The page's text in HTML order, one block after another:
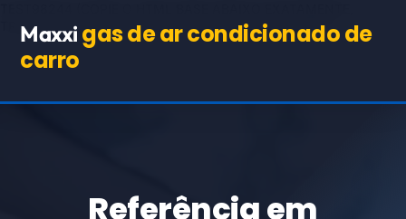
TROCANDO APENAS OS TEXTOS E URLs INDICADOS)
Maxxi gas de ar condicionado de
carro
Referência em